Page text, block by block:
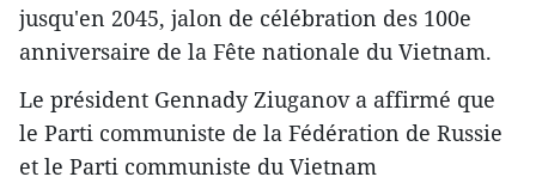
jusqu'en 2045, jalon de célébration des 100e
anniversaire de la Fête nationale du Vietnam.
Le président Gennady Ziuganov a affirmé que
le Parti communiste de la Fédération de Russie
et le Parti communiste du Vietnam